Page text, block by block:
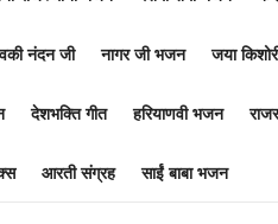
नंदन जी नागर जी भजन जया
देशभक्ति गीत हरियाणवी भजन
आरती संग्रह साईं बाबा भजन